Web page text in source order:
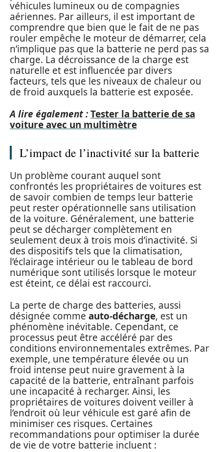
véhicules lumineux ou de compagnies
aériennes. Par ailleurs, il est important de
comprendre que bien que le fait de ne pas
rouler empêche le moteur de démarrer, cela
n’implique pas que la batterie ne perd pas sa
charge. La décroissance de la charge est
naturelle et est influencée par divers
facteurs, tels que les niveaux de chaleur ou
de froid auxquels la batterie est exposée.
A lire également :Tester la batterie de sa
voiture avec un multimètre
L’impact de l’inactivité sur la batterie
Un problème courant auquel sont
confrontés les propriétaires de voitures est
de savoir combien de temps leur batterie
peut rester opérationnelle sans utilisation
de la voiture. Généralement, une batterie
peut se décharger complètement en
seulement deux à trois mois d’inactivité. Si
des dispositifs tels que la climatisation,
l’éclairage intérieur ou le tableau de bord
numérique sont utilisés lorsque le moteur
est éteint, ce délai est raccourci.
La perte de charge des batteries, aussi
désignée comme auto-décharge, est un
phénomène inévitable. Cependant, ce
processus peut être accéléré par des
conditions environnementales extrêmes. Par
exemple, une température élevée ou un
froid intense peut nuire gravement à la
capacité de la batterie, entraînant parfois
une incapacité à recharger. Ainsi, les
propriétaires de voitures doivent veiller à
l’endroit où leur véhicule est garé afin de
minimiser ces risques. Certaines
recommandations pour optimiser la durée
de vie de votre batterie incluent :